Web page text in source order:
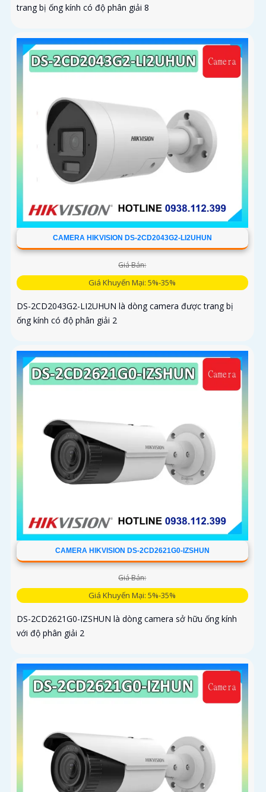
trang bị ống kính có độ phân giải 8
CAMERA HIKVISION DS-2CD2043G2-LI2UHUN
Giá Bán:
Giá Khuyến Mại: 5%-35%
DS-2CD2043G2-LI2UHUN là dòng camera được trang bị
ống kính có độ phân giải 2
CAMERA HIKVISION DS-2CD2621G0-IZSHUN
Giá Bán:
Giá Khuyến Mại: 5%-35%
DS-2CD2621G0-IZSHUN là dòng camera sở hữu ống kính
với độ phân giải 2